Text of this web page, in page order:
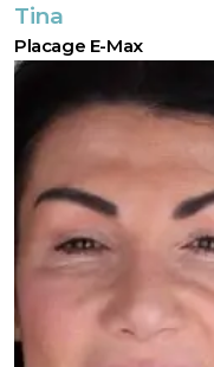
Tina
Placage E-Max